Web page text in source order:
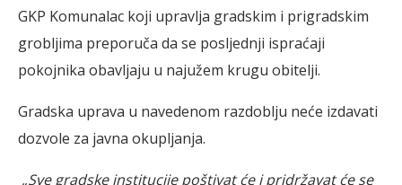
GKP Komunalac koji upravlja gradskim i prigradskim
grobljima preporuča da se posljednji ispraćaji
pokojnika obavljaju u najužem krugu obitelji.
Gradska uprava u navedenom razdoblju neće izdavati
dozvole za javna okupljanja.
„Sve gradske institucije poštivat će i pridržavat će se